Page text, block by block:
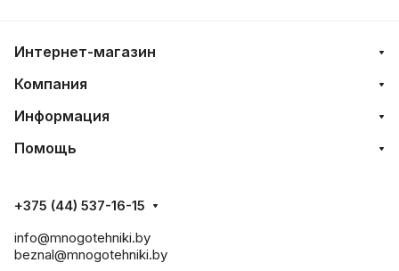
Интернет-магазин
Компания
Информация
Помощь
+375 (44) 537-16-15
info@mnogotehniki.by
beznal@mnogotehniki.by